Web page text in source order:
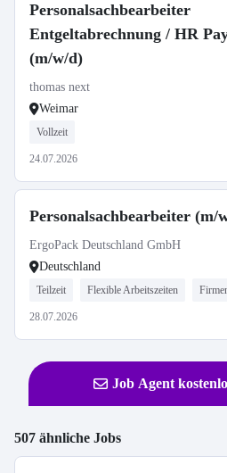
Personalsachbearbeiter
Entgeltabrechnung / HR
(m/w/d)
thomas next
Weimar
Vollzeit
24.07.2026
Personalsachbearbeiter (m/
ErgoPack Deutschland GmbH
Deutschland
Teilzeit Flexible Arbeitszeiten
28.07.2026
Job Agent
507 ähnliche Jobs